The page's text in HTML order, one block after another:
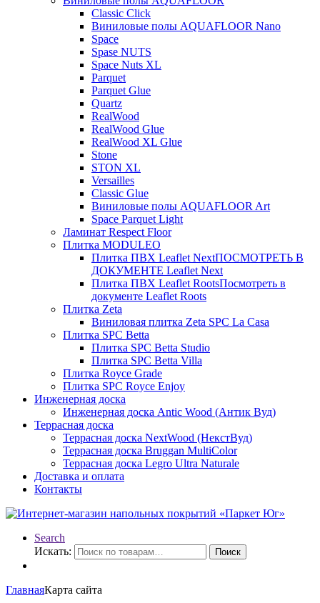
Classic Click
Виниловые полы AQUAFLOOR Nano
Space
Spase NUTS
Space Nuts XL
Parquet
Parquet Glue
Quartz
RealWood
RealWood Glue
RealWood XL Glue
Stone
STON XL
Versailles
Classic Glue
Виниловые полы AQUAFLOOR Art
Space Parquet Light
Ламинат Respect Floor
Плитка MODULEO
Плитка ПВХ Leaflet NextПОСМОТРЕТЬ В
ДОКУМЕНТЕ Leaflet Next
Плитка ПВХ Leaflet RootsПосмотреть в
документе Leaflet Roots
Плитка Zeta
Виниловая плитка Zeta SPC La Casa
Плитка SPC Betta
Плитка SPC Betta Studio
Плитка SPC Betta Villa
Плитка Royce Grade
Плитка SPC Royce Enjoy
Инженерная доска
Инженерная доска Antic Wood (Антик Вуд)
Террасная доска
Террасная доска NextWood (НекстВуд)
Террасная доска Bruggan MultiColor
Террасная доска Legro Ultra Naturale
Доставка и оплата
Контакты
Search
Искать:
Поиск
ГлавнаяКарта сайта